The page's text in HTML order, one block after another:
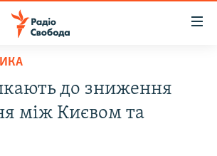
до зниження
між Києвом та